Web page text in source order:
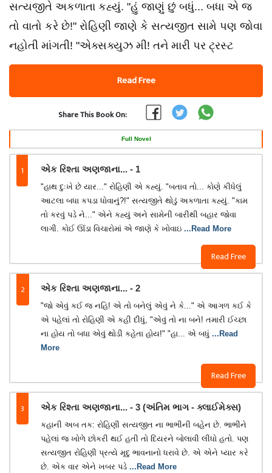
સત્યજીતે અકળાતા કહ્યું. "હું જાણું છું બધું... બધા એ જ
તો વાતો કરે છે!" રોહિણી જાણે કે સત્યજીત સામે પણ જોવા
નહોતી માંગતી! "એક્સક્યુઝ મી! તને મારી પર ટ્રસ્ટ
Read Free
Share This Book On:
Full Novel
1 એક રિશ્તા અણજાના... - 1
Read Free
"હાથ દુઃખે છે યાર..." રોહિણી એ કહ્યું. "બતાવ તો... કોણે કીધેલું
આટલા બધા કપડા ધોવાનું?!" સત્યજીતે થોડું અકળાતા કહ્યું. "કામ
તો કરવું પડે ને..." એને કહ્યું અને સામેની બારીથી બહાર જોવા
લાગી. કોઈ ઊંડા વિચારોમાં એ જાણે કે ખોવાઇ ...Read More
2 એક રિશ્તા અણજાના... - 2
Read Free
"જો એવું કઈ જ નહિ! એ તો બનેલું એવું ને કે..." એ આગળ કઈ કે
એ પહેલાં તો રોહિણી એ કહી દીધું, "એવું તો ના બને! તમારી ઈચ્છા
ના હોય તો બધા એવું થોડી કહેતા હોય!" "હા... એ બધું ...Read
More
3 એક રિશ્તા અણજાના... - 3 (અંતિમ ભાગ - ક્લાઈમેક્સ)
કહાની અબ તક: રોહિણી સત્યજીત ના ભાભીની બહેન છે. ભાભીને
પહેલાં જ ખોળે છોકરી થઈ હતી તો દિયરને બોલાવી લીધો હતો. પણ
સત્યજીત રોહિણી પ્રત્યે મૃદુ ભાવનાનો ધરાવે છે. એ એને પ્યાર કરે
છે. એક વાર એને ખબર પડે ...Read More